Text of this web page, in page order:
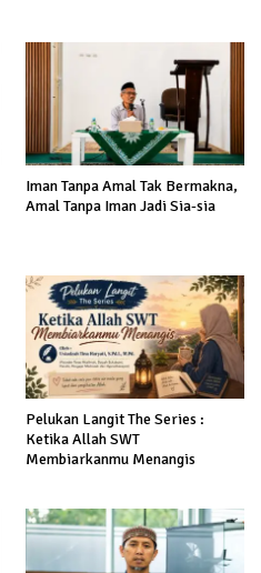
Iman Tanpa Amal Tak Bermakna,
Amal Tanpa Iman Jadi Sia-sia
Pelukan Langit The Series :
Ketika Allah SWT
Membiarkanmu Menangis